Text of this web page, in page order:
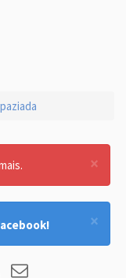
×
×